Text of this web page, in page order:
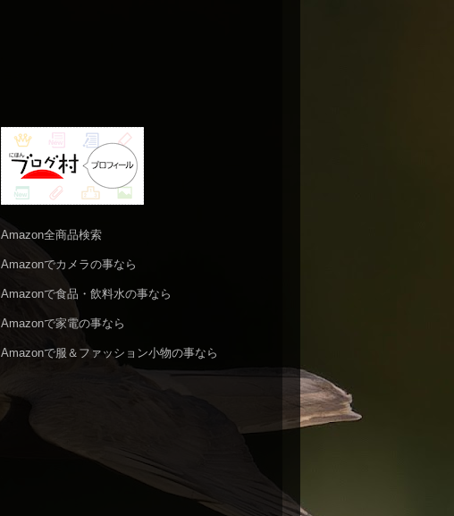
Amazon全商品検索
Amazonでカメラの事なら
Amazonで食品・飲料水の事なら
Amazonで家電の事なら
Amazonで服＆ファッション小物の事なら